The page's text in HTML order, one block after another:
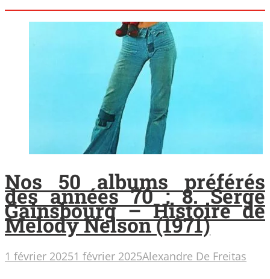
Nos 50 albums préférés
des années 70 : 8. Serge
Gainsbourg – Histoire de
Melody Nelson (1971)
1 février 20251 février 2025Alexandre De Freitas